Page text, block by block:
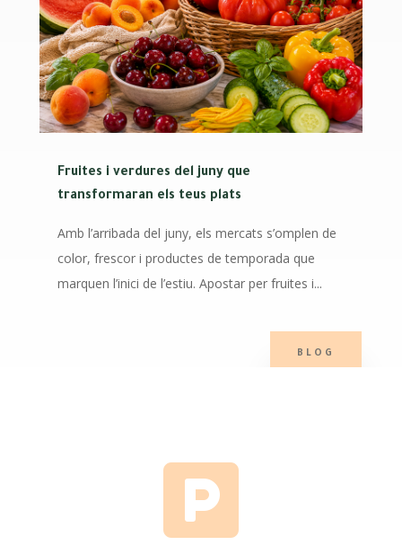
BLOG
Fruites i verdures del juny que
transformaran els teus plats
Amb l’arribada del juny, els mercats s’omplen de
color, frescor i productes de temporada que
marquen l’inici de l’estiu. Apostar per fruites i...
